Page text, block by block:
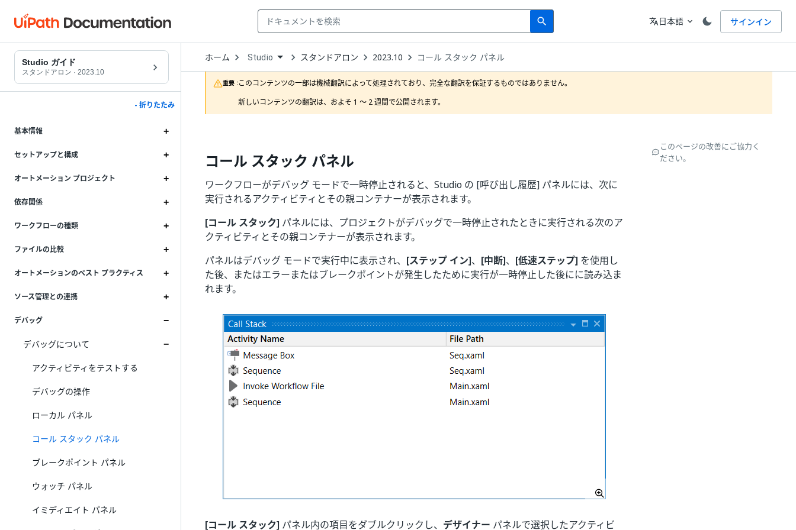
search
Search 言語
translate日本語 expand_more サインイン
Studio ガイド
スタンドアロン · 2023.10
- 折りたたみ
基本情報
セットアップと構成
オートメーション プロジェクト
依存関係
ワークフローの種類
ファイルの比較
オートメーションのベスト プラクティス
ソース管理との連携
デバッグ
デバッグについて
アクティビティをテストする
デバッグの操作
ローカル パネル
コール スタック パネル
ブレークポイント パネル
ウォッチ パネル
イミディエイト パネル
ホーム Open
Dropdown
to
choose
product
Studio スタンドアロン 2023.10 コール スタック パネル
重要 :このコンテンツの一部は機械翻訳によって処理されており、完全な翻訳を保証するものではありません。
新しいコンテンツの翻訳は、およそ 1 ～ 2 週間で公開されます。
コール スタック パネル
ワークフローがデバッグ モードで一時停止されると、Studio の [呼び出し履歴] パネルには、次に
実行されるアクティビティとその親コンテナーが表示されます。
[コール スタック] パネルには、プロジェクトがデバッグで一時停止されたときに実行される次のア
クティビティとその親コンテナーが表示されます。
パネルはデバッグ モードで実行中に表示され、 [ステップ イン]、 [中断]、 [低速ステップ] を使用し
た後、またはエラーまたはブレークポイントが発生したために実行が一時停止した後にに読み込ま
れます。
[コール スタック] パネル内の項目をダブルクリックし、 デザイナー パネルで選択したアクティビ
このページの改善にご協力く
ださい。